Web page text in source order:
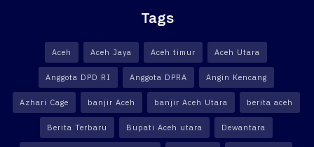
Tags
Aceh Aceh Jaya Aceh timur Aceh Utara
Anggota DPD RI Anggota DPRA Angin Kencang
Azhari Cage banjir Aceh banjir Aceh Utara berita aceh
Berita Terbaru Bupati Aceh utara Dewantara